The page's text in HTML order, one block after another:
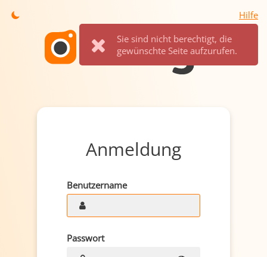
Hilfe
Sie sind nicht berechtigt, die
gewünschte Seite aufzurufen.
Anmeldung
Benutzername
Passwort